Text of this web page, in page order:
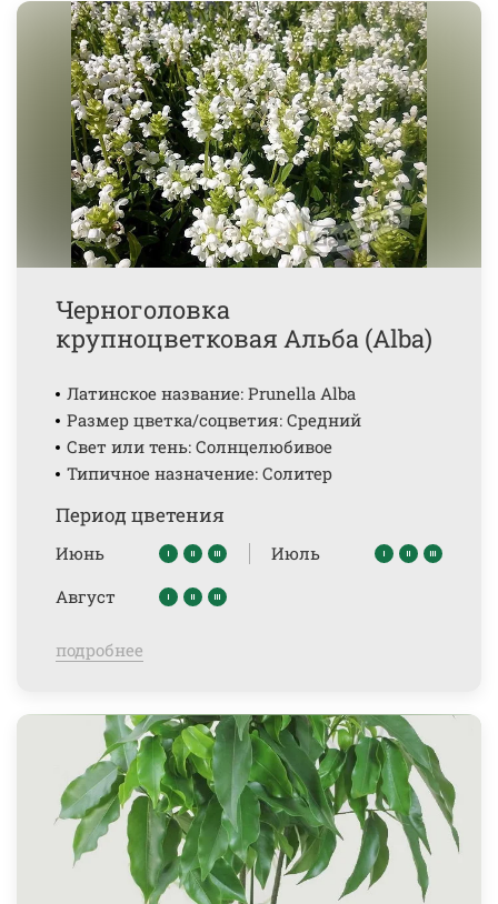
Черноголовка
крупноцветковая Альба (Alba)
Латинское название: Prunella Alba
Размер цветка/соцветия: Средний
Свет или тень: Солнцелюбивое
Типичное назначение: Солитер
Период цветения
Июнь
Июль
Август
подробнее